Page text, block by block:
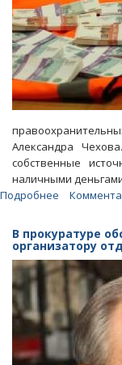
Александра
собственные
наличными
Подробнее
задержали
при
получении
«подарка»
в
2
миллиона
рублей
В прокуратуре
организатору